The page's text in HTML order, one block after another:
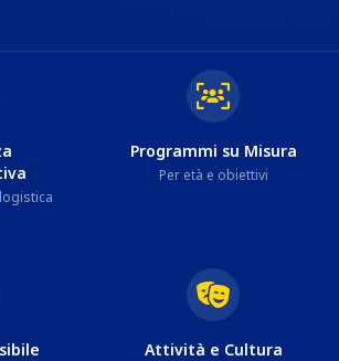
Programmi su Misura
Per età e obiettivi
Attività e Cultura